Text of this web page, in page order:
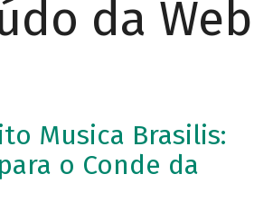
da Web
Musica Brasilis:
o Conde da